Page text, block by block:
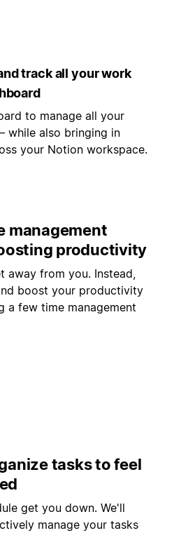
track all your work
to manage all your
while also bringing in
your Notion workspace.
management
productivity
away from you. Instead,
boost your productivity
a few time management
tasks to feel
get you down. We'll
manage your tasks